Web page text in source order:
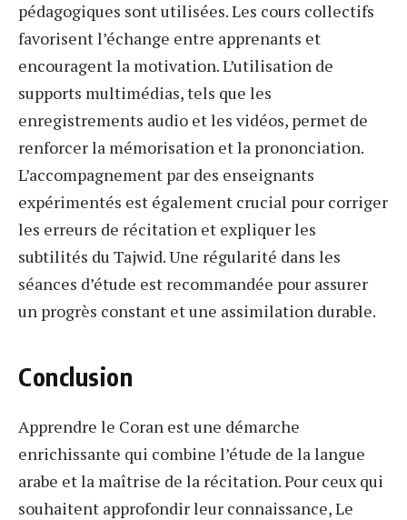
pédagogiques sont utilisées. Les cours collectifs
favorisent l’échange entre apprenants et
encouragent la motivation. L’utilisation de
supports multimédias, tels que les
enregistrements audio et les vidéos, permet de
renforcer la mémorisation et la prononciation.
L’accompagnement par des enseignants
expérimentés est également crucial pour corriger
les erreurs de récitation et expliquer les
subtilités du Tajwid. Une régularité dans les
séances d’étude est recommandée pour assurer
un progrès constant et une assimilation durable.
Conclusion
Apprendre le Coran est une démarche
enrichissante qui combine l’étude de la langue
arabe et la maîtrise de la récitation. Pour ceux qui
souhaitent approfondir leur connaissance, Le